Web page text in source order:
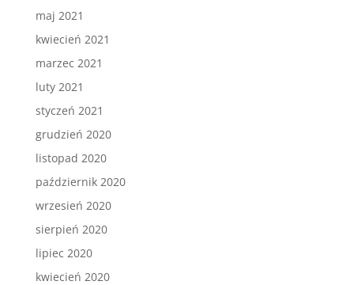
maj 2021
kwiecień 2021
marzec 2021
luty 2021
styczeń 2021
grudzień 2020
listopad 2020
październik 2020
wrzesień 2020
sierpień 2020
lipiec 2020
kwiecień 2020